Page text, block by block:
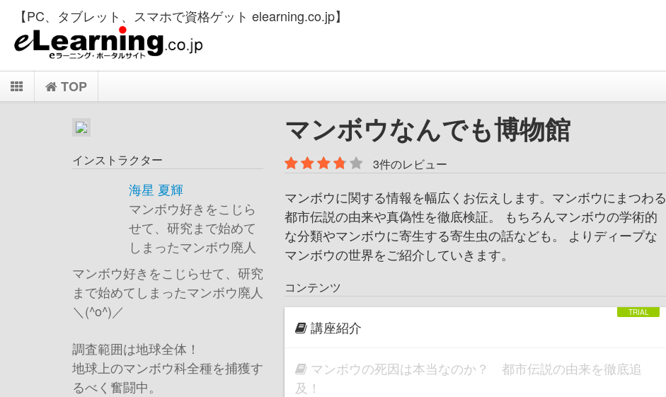
【PC、タブレット、スマホで資格ゲット elearning.co.jp】
TOP
インストラクター
海星 夏輝
マンボウ好きをこじら
せて、研究まで始めて
しまったマンボウ廃人
マンボウ好きをこじらせて、研究
まで始めてしまったマンボウ廃人
＼(^o^)／
調査範囲は地球全体！
地球上のマンボウ科全種を捕獲す
るべく奮闘中。
マンボウなんでも博物館
3件のレビュー
マンボウに関する情報を幅広くお伝えします。マンボウにまつわる
都市伝説の由来や真偽性を徹底検証。 もちろんマンボウの学術的
な分類やマンボウに寄生する寄生虫の話なども。 よりディープな
マンボウの世界をご紹介していきます。
コンテンツ
講座紹介
マンボウの死因は本当なのか？ 都市伝説の由来を徹底追
及！